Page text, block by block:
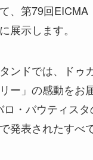
、第79回
展示します。
ンドでは、ド
ー」の感動を
ロ・バウティス
発表されたすべ